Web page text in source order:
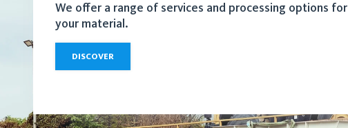
We offer a range of services and processing options for
your material.
DISCOVER